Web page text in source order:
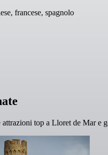
francese, spagnolo
top a Lloret de Mar e